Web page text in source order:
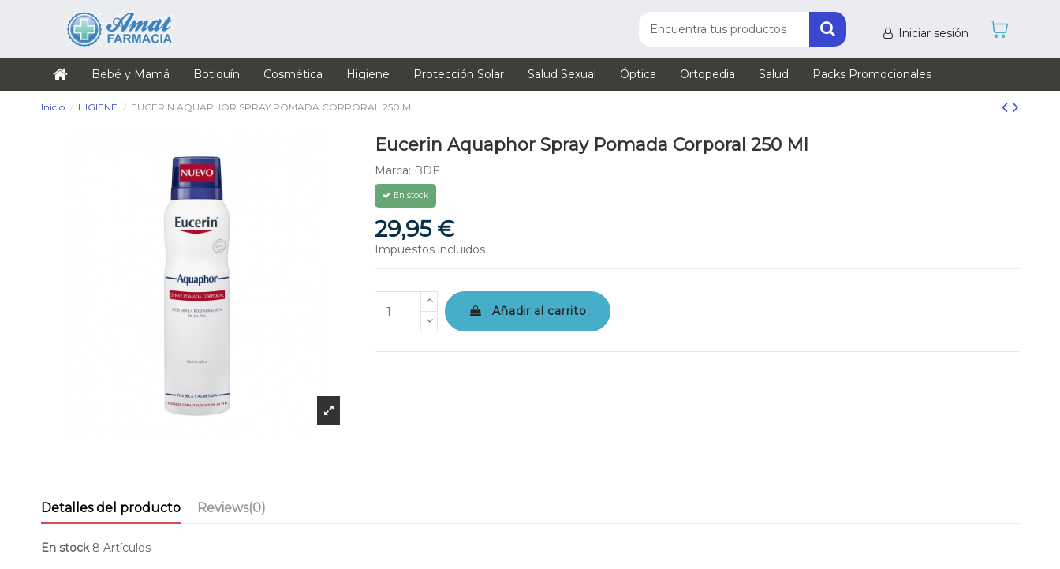
Iniciar sesión
Bebé y Mamá Botiquín Cosmética Higiene Protección Solar Salud Sexual Óptica Ortopedia Salud Packs Promocionales
Inicio HIGIENE EUCERIN AQUAPHOR SPRAY POMADA CORPORAL 250 ML
Eucerin Aquaphor Spray Pomada Corporal 250 Ml
Marca: BDF
En stock
29,95 €
Impuestos incluidos
Añadir al carrito
Detalles del producto Reviews(0)
En stock 8 Artículos